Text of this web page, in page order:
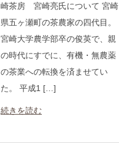
崎茶房 宮崎亮氏について 宮崎
県五ヶ瀬町の茶農家の四代目。
宮崎大学農学部卒の俊英で、親
の時代にすでに、有機・無農薬
の茶業への転換を済ませてい
た。 平成1 […]
続きを読む